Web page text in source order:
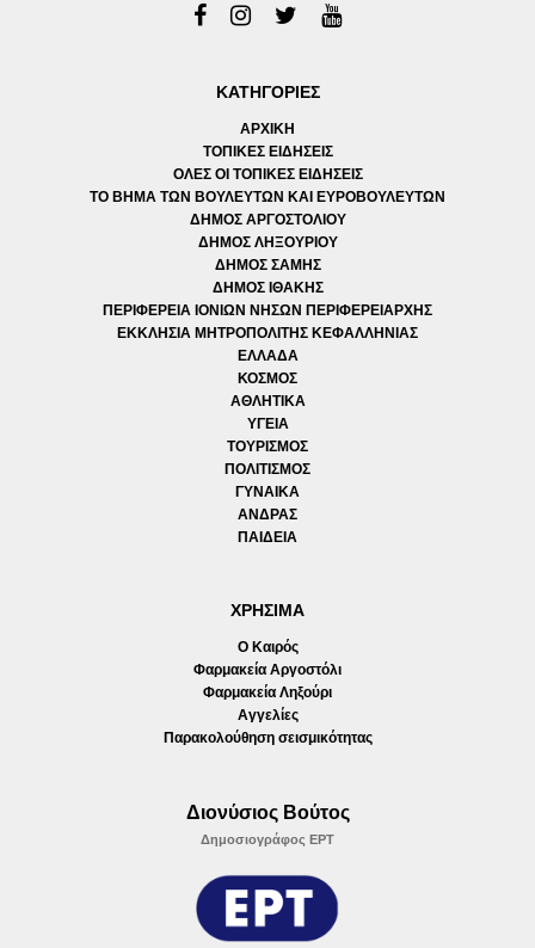
ΚΑΤΗΓΟΡΙΕΣ
ΑΡΧΙΚΗ
ΤΟΠΙΚΕΣ ΕΙΔΗΣΕΙΣ
ΟΛΕΣ ΟΙ ΤΟΠΙΚΕΣ ΕΙΔΗΣΕΙΣ
ΤΟ ΒΗΜΑ ΤΩΝ ΒΟΥΛΕΥΤΩΝ ΚΑΙ ΕΥΡΟΒΟΥΛΕΥΤΩΝ
ΔΗΜΟΣ ΑΡΓΟΣΤΟΛΙΟΥ
ΔΗΜΟΣ ΛΗΞΟΥΡΙΟΥ
ΔΗΜΟΣ ΣΑΜΗΣ
ΔΗΜΟΣ ΙΘΑΚΗΣ
ΠΕΡΙΦΕΡΕΙΑ ΙΟΝΙΩΝ ΝΗΣΩΝ ΠΕΡΙΦΕΡΕΙΑΡΧΗΣ
ΕΚΚΛΗΣΙΑ ΜΗΤΡΟΠΟΛΙΤΗΣ ΚΕΦΑΛΛΗΝΙΑΣ
ΕΛΛΑΔΑ
ΚΟΣΜΟΣ
ΑΘΛΗΤΙΚΑ
ΥΓΕΙΑ
ΤΟΥΡΙΣΜΟΣ
ΠΟΛΙΤΙΣΜΟΣ
ΓΥΝΑΙΚΑ
ΑΝΔΡΑΣ
ΠΑΙΔΕΙΑ
ΧΡΗΣΙΜΑ
Ο Καιρός
Φαρμακεία Αργοστόλι
Φαρμακεία Ληξούρι
Αγγελίες
Παρακολούθηση σεισμικότητας
Διονύσιος Βούτος
Δημοσιογράφος ΕΡΤ